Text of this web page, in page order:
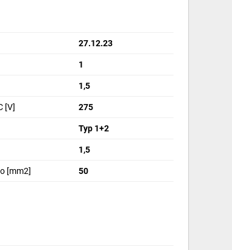
27.12.23
1
1,5
[V] 275
Typ 1+2
1,5
[mm2] 50